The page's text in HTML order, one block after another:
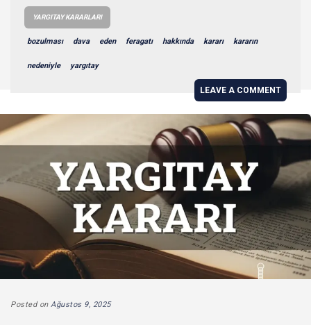
YARGITAY KARARLARI
bozulması dava eden feragatı hakkında kararı kararın
nedeniyle yargıtay
LEAVE A COMMENT
Posted on Ağustos 9, 2025